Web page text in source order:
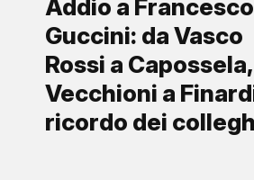
Addio a Francesco
Guccini: da Vasco
Rossi a
Vecchioni a
ricordo dei